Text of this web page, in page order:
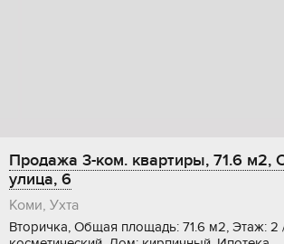
Продажа 3-ком. квартиры, 71.6 м2,
улица, 6
Коми, Ухта
Вторичка, Общая площадь: 71.6 м2, Этаж: 2